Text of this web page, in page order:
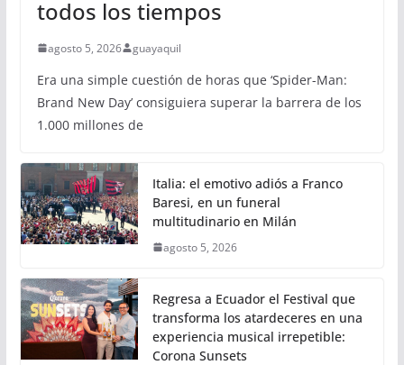
todos los tiempos
agosto 5, 2026 guayaquil
Era una simple cuestión de horas que ‘Spider-Man:
Brand New Day’ consiguiera superar la barrera de los
1.000 millones de
Italia: el emotivo adiós a Franco
Baresi, en un funeral
multitudinario en Milán
agosto 5, 2026
Regresa a Ecuador el Festival que
transforma los atardeceres en una
experiencia musical irrepetible:
Corona Sunsets